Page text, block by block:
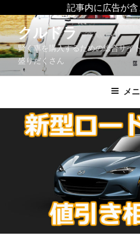
記事内に広告が含
コ
ン
テ
ツ
ス
クルドラ
賢く車を購入するための総合サイ
盛りだくさん
メ